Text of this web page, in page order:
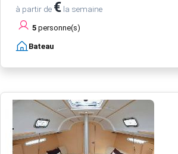
à partir de € la semaine
5 personne(s)
Bateau